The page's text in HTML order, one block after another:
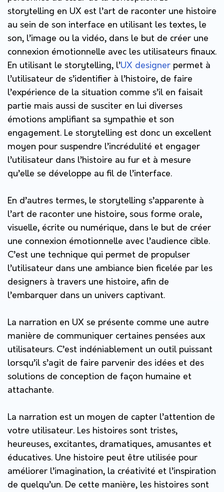
storytelling en UX est l’art de raconter une histoire
au sein de son interface en utilisant les textes, le
son, l’image ou la vidéo, dans le but de créer une
connexion émotionnelle avec les utilisateurs finaux.
En utilisant le storytelling, l’UX designer permet à
l’utilisateur de s’identifier à l’histoire, de faire
l’expérience de la situation comme s’il en faisait
partie mais aussi de susciter en lui diverses
émotions amplifiant sa sympathie et son
engagement. Le storytelling est donc un excellent
moyen pour suspendre l’incrédulité et engager
l’utilisateur dans l’histoire au fur et à mesure
qu’elle se développe au fil de l’interface.
En d’autres termes, le storytelling s’apparente à
l’art de raconter une histoire, sous forme orale,
visuelle, écrite ou numérique, dans le but de créer
une connexion émotionnelle avec l’audience cible.
C’est une technique qui permet de propulser
l’utilisateur dans une ambiance bien ficelée par les
designers à travers une histoire, afin de
l’embarquer dans un univers captivant.
La narration en UX se présente comme une autre
manière de communiquer certaines pensées aux
utilisateurs. C’est indéniablement un outil puissant
lorsqu’il s’agit de faire parvenir des idées et des
solutions de conception de façon humaine et
attachante.
La narration est un moyen de capter l’attention de
votre utilisateur. Les histoires sont tristes,
heureuses, excitantes, dramatiques, amusantes et
éducatives. Une histoire peut être utilisée pour
améliorer l’imagination, la créativité et l’inspiration
de quelqu’un. De cette manière, les histoires sont